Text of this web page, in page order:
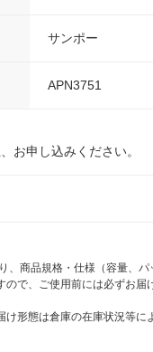
サンポー
APN3751
お申し込みください。
商品規格・仕様（容量、
で、ご使用前には必ずお
形態は倉庫の在庫状況等に